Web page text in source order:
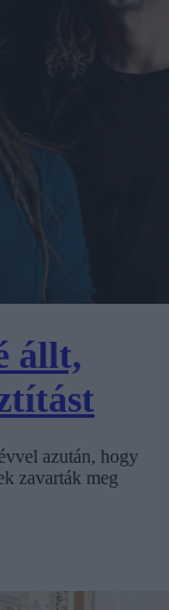
állt,
azután, hogy
zavarták meg